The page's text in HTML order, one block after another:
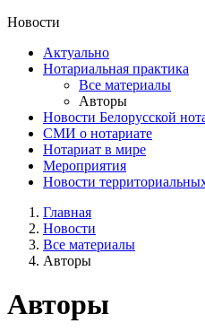
Новости
Актуально
Нотариальная практика
Все материалы
Авторы
Новости Белорусской
СМИ о нотариате
Нотариат в мире
Мероприятия
Новости
Главная
Новости
Все материалы
Авторы
Авторы